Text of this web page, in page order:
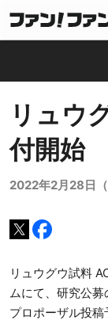
リュウ
付開始
2022年2月28日（
リュウグウ試料
ムにて、研究公募
プロポーザル投